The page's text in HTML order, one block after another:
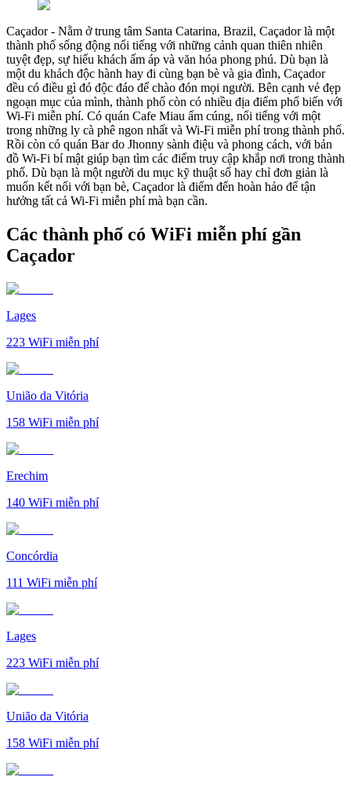
Caçador- Nằm ở trung tâm Santa Catarina, Brazil, Caçador là một
thành phố sống động nổi tiếng với những cảnh quan thiên nhiên
tuyệt đẹp, sự hiếu khách ấm áp và văn hóa phong phú. Dù bạn là
một du khách độc hành hay đi cùng bạn bè và gia đình, Caçador
đều có điều gì đó độc đáo để chào đón mọi người. Bên cạnh vẻ đẹp
ngoạn mục của mình, thành phố còn có nhiều địa điểm phổ biến với
Wi-Fi miễn phí. Có quán Cafe Miau ấm cúng, nổi tiếng với một
trong những ly cà phê ngon nhất và Wi-Fi miễn phí trong thành phố.
Rồi còn có quán Bar do Jhonny sành điệu và phong cách, với bản
đồ Wi-Fi bí mật giúp bạn tìm các điểm truy cập khắp nơi trong thành
phố. Dù bạn là một người du mục kỹ thuật số hay chỉ đơn giản là
muốn kết nối với bạn bè, Caçador là điểm đến hoàn hảo để tận
hưởng tất cả Wi-Fi miễn phí mà bạn cần.
Các thành phố có WiFi miễn phí gần
Caçador
Lages
223 WiFi miễn phí
União da Vitória
158 WiFi miễn phí
Erechim
140 WiFi miễn phí
Concórdia
111 WiFi miễn phí
Lages
223 WiFi miễn phí
União da Vitória
158 WiFi miễn phí